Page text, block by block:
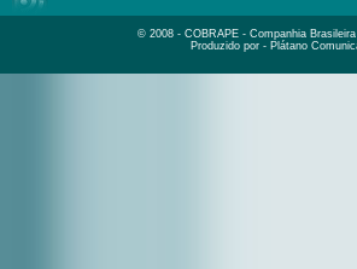
© 2008 - COBRAPE - Companhia
Produzido por - Plátano